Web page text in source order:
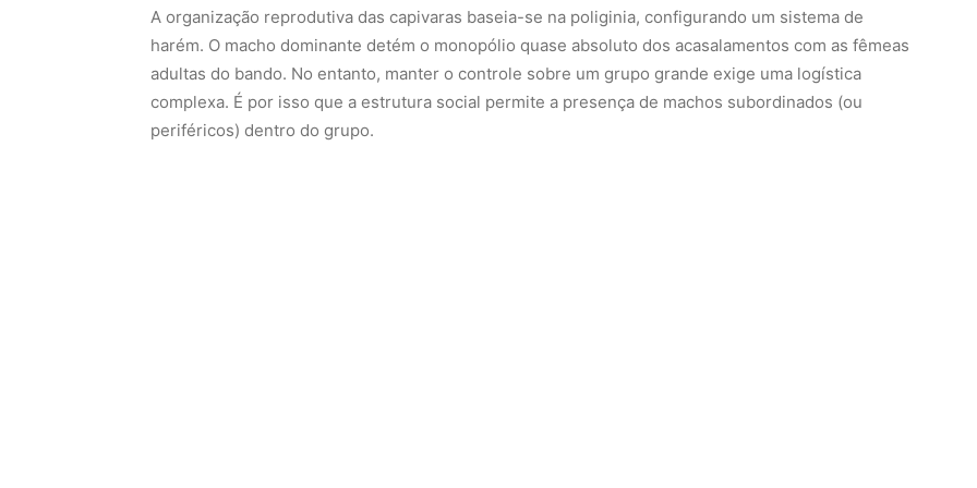
A organização reprodutiva das capivaras baseia-se na poliginia, configurando um sistema de
harém. O macho dominante detém o monopólio quase absoluto dos acasalamentos com as fêmeas
adultas do bando. No entanto, manter o controle sobre um grupo grande exige uma logística
complexa. É por isso que a estrutura social permite a presença de machos subordinados (ou
periféricos) dentro do grupo.